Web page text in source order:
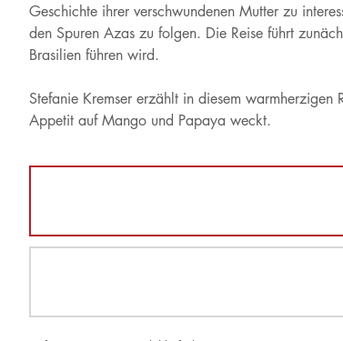
Geschichte ihrer verschwundenen Mutter zu
den Spuren Azas zu folgen. Die Reise führt
Brasilien führen wird.
Stefanie Kremser erzählt in diesem
Appetit auf Mango und Papaya weckt.